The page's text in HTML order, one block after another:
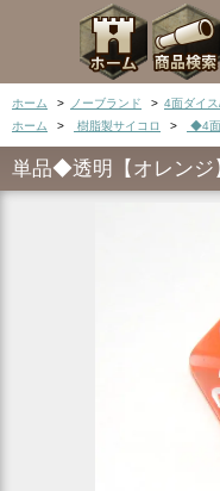
ホーム > ノーブランド > 4面ダイ
ホーム
> 樹脂製サイコロ > ◆4面
単品◆透明【オレンジ